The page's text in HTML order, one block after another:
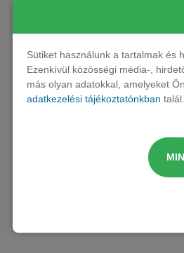
Sütiket használunk a tartalmak és
Ezenkívül közösségi média-,
más olyan adatokkal, amelyeket
adatkezelési tájékoztatónkban talál.